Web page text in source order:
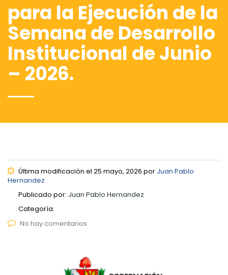
para la Ejecución de la
Semana de Desarrollo
Institucional de Junio
– 2026.
Última modificación el 25 mayo, 2026 por Juan Pablo
Hernandez
Publicado por: Juan Pablo Hernandez
Categoría:
No hay comentarios